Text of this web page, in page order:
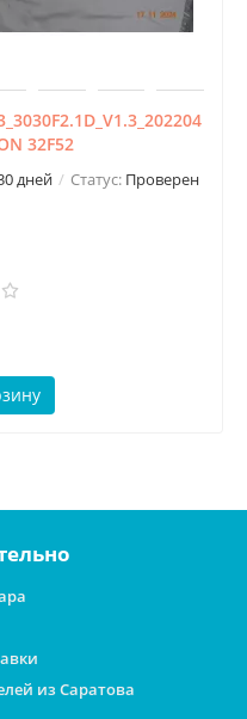
32F52
дней Статус: Проверен
из Саратова